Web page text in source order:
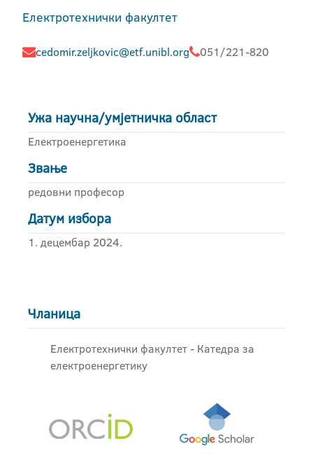
Електротехнички факултет
cedomir.zeljkovic@etf.unibl.org 051/221-820
Ужа научна/умјетничка област
Електроенергетика
Звање
редовни професор
Датум избора
1. децембар 2024.
Чланица
Електротехнички факултет - Катедра за
електроенергетику